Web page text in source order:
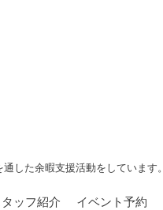
した余暇支援活動をしています。
タッフ紹介 イベント予約